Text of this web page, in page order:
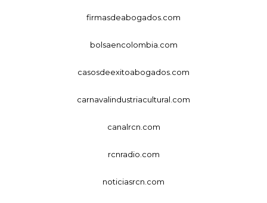
firmasdeabogados.com
bolsaencolombia.com
casosdeexitoabogados.com
carnavalindustriacultural.com
canalrcn.com
rcnradio.com
noticiasrcn.com